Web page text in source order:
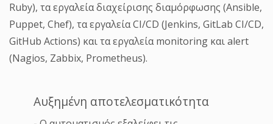
Ruby), τα εργαλεία διαχείρισης διαμόρφωσης (Ansible,
Puppet, Chef), τα εργαλεία CI/CD (Jenkins, GitLab CI/CD,
GitHub Actions) και τα εργαλεία monitoring και alert
(Nagios, Zabbix, Prometheus).
Αυξημένη αποτελεσματικότητα